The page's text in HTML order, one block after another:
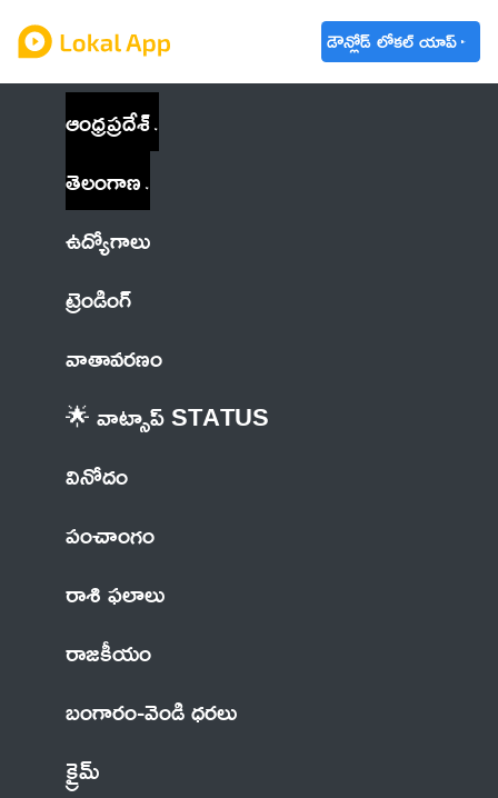
డౌన్లోడ్ లోకల్ యాప్
ఆంధ్రప్రదేశ్
తెలంగాణ
ఉద్యోగాలు
ట్రెండింగ్
వాతావరణం
🌟 వాట్సాప్ STATUS
వినోదం
పంచాంగం
రాశి ఫలాలు
రాజకీయం
బంగారం-వెండి ధరలు
క్రైమ్